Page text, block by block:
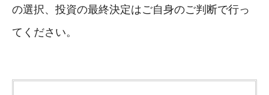
の選択、投資の最終決定はご自身のご判断で行っ
てください。